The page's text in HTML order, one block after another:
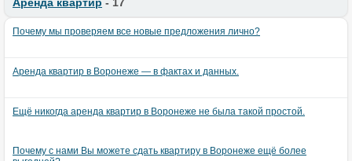
Почему мы проверяем все новые предложения лично?
Аренда квартир в Воронеже — в фактах и данных.
Ещё никогда аренда квартир в Воронеже не была такой простой.
Почему с нами Вы можете сдать квартиру в Воронеже ещё более